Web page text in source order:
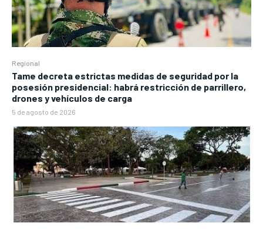
Regional
Tame decreta estrictas medidas de seguridad por la
posesión presidencial: habrá restricción de parrillero,
drones y vehículos de carga
5 de agosto de 2026